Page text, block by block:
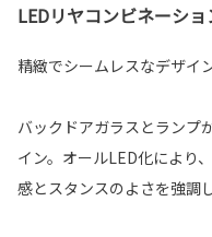
LEDリヤコンビネーシ
精緻でシームレスなデザイ
バックドアガラスとランプ
イン。オールLED化により
感とスタンスのよさを強調し